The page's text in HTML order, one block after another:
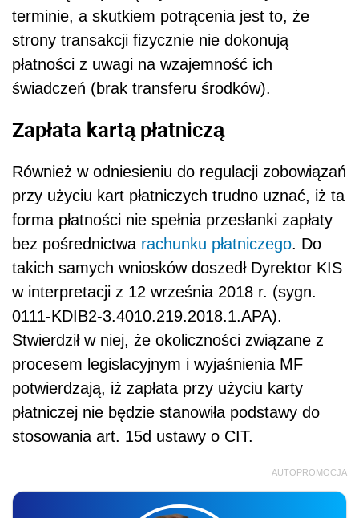
terminie, a skutkiem potrącenia jest to, że
strony transakcji fizycznie nie dokonują
płatności z uwagi na wzajemność ich
świadczeń (brak transferu środków).
Zapłata kartą płatniczą
Również w odniesieniu do regulacji zobowiązań
przy użyciu kart płatniczych trudno uznać, iż ta
forma płatności nie spełnia przesłanki zapłaty
bez pośrednictwa rachunku płatniczego. Do
takich samych wniosków doszedł Dyrektor KIS
w interpretacji z 12 września 2018 r. (sygn.
0111-KDIB2-3.4010.219.2018.1.APA).
Stwierdził w niej, że okoliczności związane z
procesem legislacyjnym i wyjaśnienia MF
potwierdzają, iż zapłata przy użyciu karty
płatniczej nie będzie stanowiła podstawy do
stosowania art. 15d ustawy o CIT.
AUTOPROMOCJA